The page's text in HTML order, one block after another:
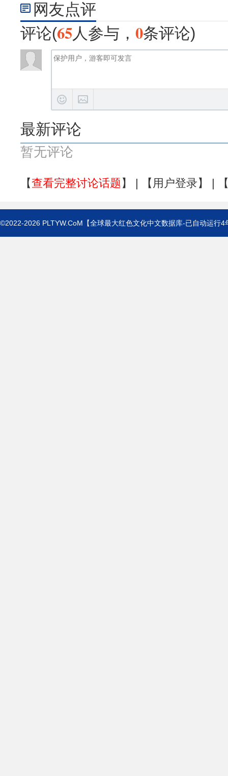
网友点评
评论(65人参与， 0条评论)
最新评论
暂无评论
【查看完整讨论话题】 | 【 用户登录】 |
©2022-2026 PLTYW.CoM 【全球最大红色文化中文数据库-已自动运行4